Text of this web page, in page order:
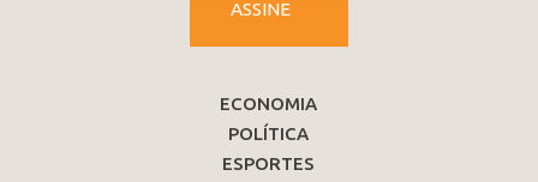
ASSINE
ECONOMIA
POLÍTICA
ESPORTES